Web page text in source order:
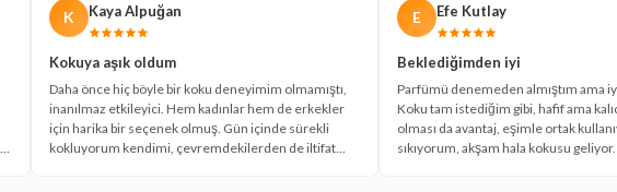
K Kaya Alpuğan
Kokuya aşık oldum
Daha önce hiç böyle bir koku deneyimim olmamıştı,
inanılmaz etkileyici. Hem kadınlar hem de erkekler
için harika bir seçenek olmuş. Gün içinde sürekli
kokluyorum kendimi, çevremdekilerden de iltifat
E Efe Kutlay
Beklediğimden iyi
Parfümü denemeden almıştım ama
Koku tam istediğim gibi, hafif ama
olması da avantaj, eşimle ortak
sıkıyorum, akşam hala kokusu geliyor.